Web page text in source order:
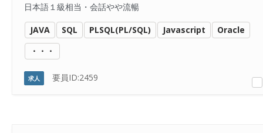
日本語１級相当・会話やや流暢
JAVA SQL PLSQL(PL/SQL) Javascript
Oracle
・・・
求人 要員ID:2459